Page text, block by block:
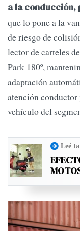
a la conducción,
que lo pone a la
de riesgo de
lector de carteles
Park 180º,
adaptación
atención conductor
vehículo del
Leé